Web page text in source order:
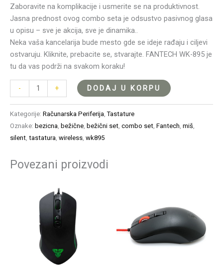
Zaboravite na komplikacije i usmerite se na produktivnost.
Jasna prednost ovog combo seta je odsustvo pasivnog glasa
u opisu – sve je akcija, sve je dinamika..
Neka vaša kancelarija bude mesto gde se ideje rađaju i ciljevi
ostvaruju. Kliknite, prebacite se, stvarajte. FANTECH WK-895 je
tu da vas podrži na svakom koraku!
- + DODAJ U KORPU
Kategorije: Računarska Periferija,Tastature
Oznake: bezicna, bežične, bežični set, combo set, Fantech, miš,
silent, tastatura, wireless, wk895
Povezani proizvodi